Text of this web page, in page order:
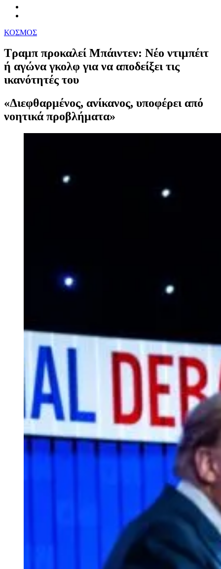
ΚΟΣΜΟΣ
Τραμπ προκαλεί Μπάιντεν: Νέο ντιμπέιτ
ή αγώνα γκολφ για να αποδείξει τις
ικανότητές του
«Διεφθαρμένος, ανίκανος, υποφέρει από
νοητικά προβλήματα»